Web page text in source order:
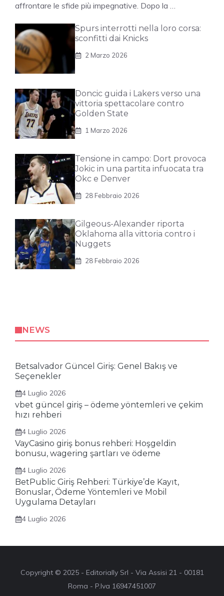
affrontare le sfide più impegnative. Dopo la …
Spurs interrotti nella loro corsa:
sconfitti dai Knicks
2 Marzo 2026
Doncic guida i Lakers verso una
vittoria spettacolare contro
Golden State
1 Marzo 2026
Tensione in campo: Dort provoca
Jokic in una partita infuocata tra
Okc e Denver
28 Febbraio 2026
Gilgeous-Alexander riporta
Oklahoma alla vittoria contro i
Nuggets
28 Febbraio 2026
NEWS
Betsalvador Güncel Giriş: Genel Bakış ve
Seçenekler
4 Luglio 2026
vbet güncel giriş – ödeme yöntemleri ve çekim
hızı rehberi
4 Luglio 2026
VayCasino giriş bonus rehberi: Hoşgeldin
bonusu, wagering şartları ve ödeme
4 Luglio 2026
BetPublic Giriş Rehberi: Türkiye’de Kayıt,
Bonuslar, Ödeme Yöntemleri ve Mobil
Uygulama Detayları
4 Luglio 2026
Copyright © 2025 - Editorially Srl - Via Assisi 21 - 00181
Roma - P.Iva 16947451007